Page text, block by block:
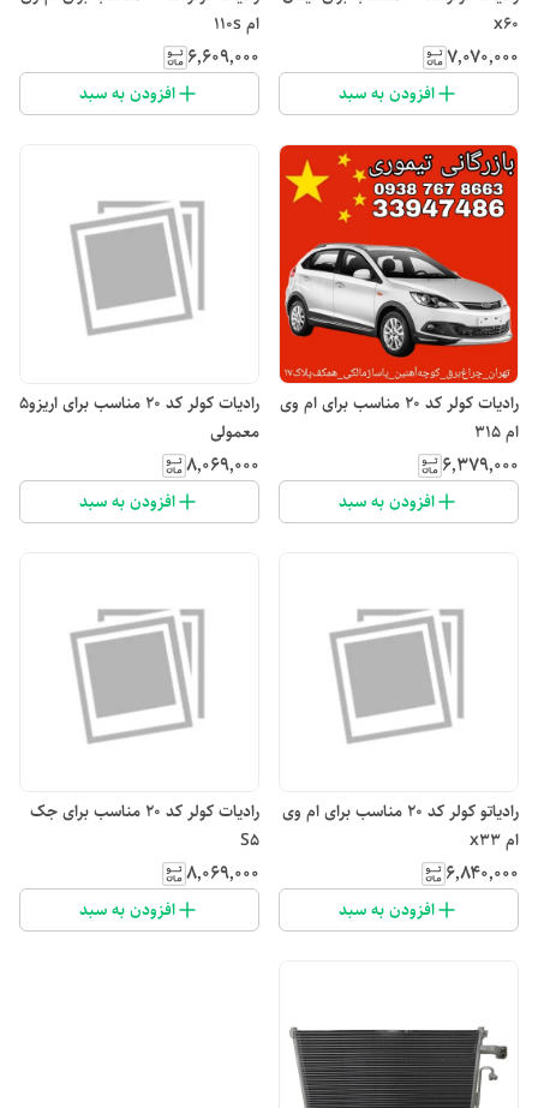
x60
۷٬۰۷۰٬۰۰۰
افزودن به سبد
ام 110s
۶٬۶۰۹٬۰۰۰
افزودن به سبد
رادیات کولر کد ۲۰ مناسب برای ام وی
ام ۳۱۵
۶٬۳۷۹٬۰۰۰
افزودن به سبد
رادیات کولر کد ۲۰ مناسب برای اریزو۵
معمولی
۸٬۰۶۹٬۰۰۰
افزودن به سبد
رادیاتو کولر کد ۲۰ مناسب برای ام وی
ام x33
۶٬۸۴۰٬۰۰۰
افزودن به سبد
رادیات کولر کد ۲۰ مناسب برای جک
S5
۸٬۰۶۹٬۰۰۰
افزودن به سبد